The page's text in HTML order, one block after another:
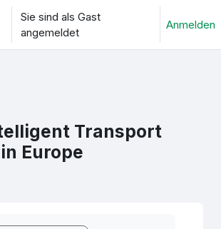
umschalten
Sie sind als Gast
angemeldet
Anmelden
Transport
Europe